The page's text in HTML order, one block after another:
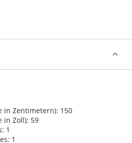
in Zentimetern): 150
in Zoll): 59
1
1